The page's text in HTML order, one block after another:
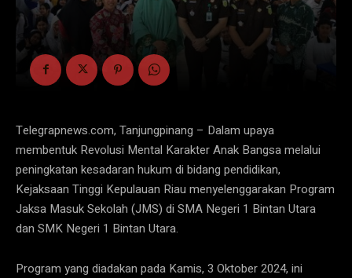
Telegrapnews.com, Tanjungpinang – Dalam upaya
membentuk Revolusi Mental Karakter Anak Bangsa melalui
peningkatan kesadaran hukum di bidang pendidikan,
Kejaksaan Tinggi Kepulauan Riau menyelenggarakan Program
Jaksa Masuk Sekolah (JMS) di SMA Negeri 1 Bintan Utara
dan SMK Negeri 1 Bintan Utara.
Program yang diadakan pada Kamis, 3 Oktober 2024, ini